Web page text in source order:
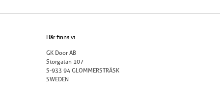
Här finns vi
GK Door AB
Storgatan 107
S-933 94 GLOMMERSTRÄSK
SWEDEN